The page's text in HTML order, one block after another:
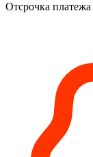
Отсрочка платежа